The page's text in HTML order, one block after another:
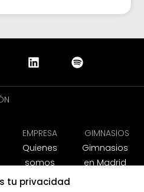
tu privacidad
EMPRESA
Quienes
somos
Trabaja
GIMNASIOS
Gimnasios
en Madrid